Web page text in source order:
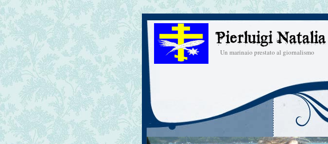
Un marinaio prestato al giornalismo